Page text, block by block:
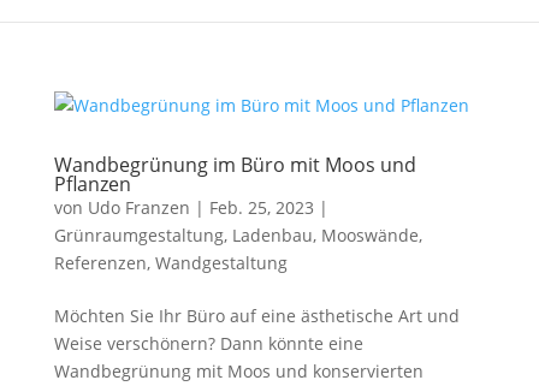
Wandbegrünung im Büro mit Moos und
Pflanzen
von Udo Franzen | Feb. 25, 2023 |
Grünraumgestaltung, Ladenbau, Mooswände,
Referenzen, Wandgestaltung
M​öchten Sie Ihr Büro auf eine ästhetische Art und
Weise verschönern? Dann könnte eine
Wandbegrünung mit Moos und konservierten